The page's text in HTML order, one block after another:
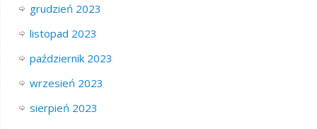
grudzień 2023
listopad 2023
październik 2023
wrzesień 2023
sierpień 2023